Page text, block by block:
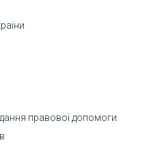
правової допомоги